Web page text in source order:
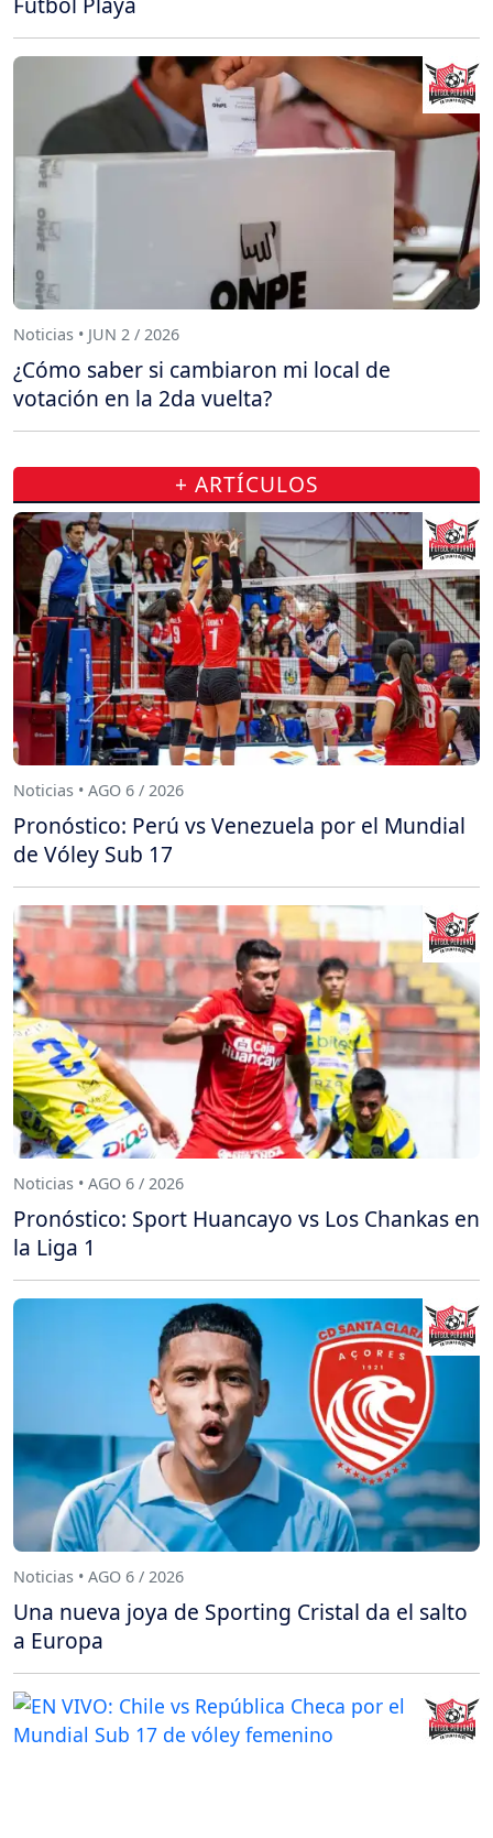
Noticias • JUN 2 / 2026
¿Cómo saber si cambiaron mi local de
votación en la 2da vuelta?
+ ARTÍCULOS
Noticias • AGO 6 / 2026
Pronóstico: Perú vs Venezuela por el Mundial
de Vóley Sub 17
Noticias • AGO 6 / 2026
Pronóstico: Sport Huancayo vs Los Chankas en
la Liga 1
Noticias • AGO 6 / 2026
Una nueva joya de Sporting Cristal da el salto
a Europa